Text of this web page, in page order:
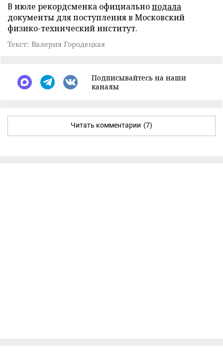
В июле рекордсменка официальноподала
документы для поступления в Московский
физико-технический институт.
Текст: Валерия Городецкая
Подписывайтесь на наши
каналы
Читать комментарии (7)